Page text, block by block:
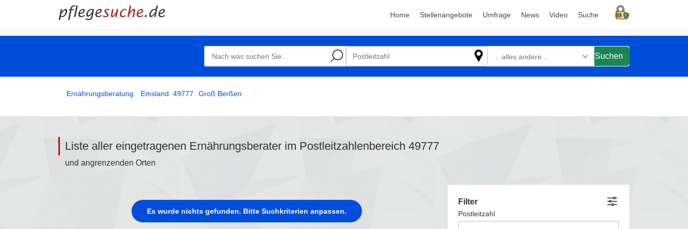
.. alles andere .. Suchen
Ernährungsberatung Emsland 49777 Groß Berßen
Liste aller eingetragenen Ernährungsberater im Postleitzahlenbereich 49777
und angrenzenden Orten
Es wurde nichts gefunden. Bitte Suchkriterien anpassen.
Filter
Postleitzahl
Home Stellenangebote Umfrage News Video Suche